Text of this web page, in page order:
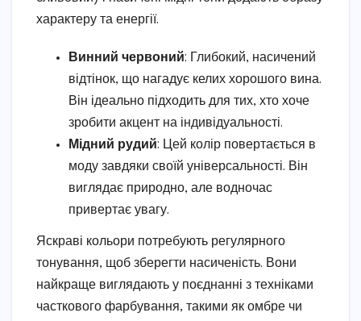
характеру та енергії.
Винний червоний: Глибокий, насичений
відтінок, що нагадує келих хорошого вина.
Він ідеально підходить для тих, хто хоче
зробити акцент на індивідуальності.
Мідний рудий: Цей колір повертається в
моду завдяки своїй універсальності. Він
виглядає природно, але водночас
привертає увагу.
Яскраві кольори потребують регулярного
тонування, щоб зберегти насиченість. Вони
найкраще виглядають у поєднанні з техніками
часткового фарбування, такими як омбре чи